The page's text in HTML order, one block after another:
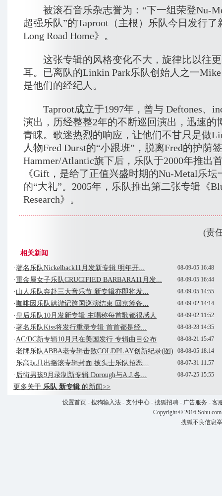
被滚石音乐杂志誉为：“下一组荣登Nu-
超强乐队”的Taproot（主根）乐队今日发行了
Long Road Home》。
这张专辑的风格变化不大，旋律比以往更
耳。已离队的Linkin Park乐队创始人之一Mike
是他们的经纪人。
Taproot成立于1997年，曾与 Deftones、
演出，历经整整2年的不断巡回演出，迅速的
青睐。歌迷热烈的响应，让他们不甘只是做
人物Fred Durst的“小跟班”，脱离Fred的护荫
Hammer/Atlantic旗下后，乐队于2000年推出
《Gift，是给了正值兴盛时期的Nu-Metal乐坛
的“大礼”。2005年，乐队推出第二张专辑《
Research》。
(责
相关新闻
08-09-05 16:48
·著名乐队Nickelback11月发新专辑 明年开...
08-09-05 16:44
·重金属女子乐队CRUCIFIED BARBARA11月发...
08-09-05 14:55
·山人乐队奔赴三大音乐节 新专辑亦即将发...
08-09-02 14:14
·咖啡因乐队嬉游记跨国巡演结束 回京筹备...
08-09-02 11:52
·皇后乐队10月发新专辑 主唱称每首歌都很感人
08-08-28 14:35
·著名乐队Kiss将发行重录专辑 首首都是经...
08-08-21 15:47
·AC/DC新专辑10月只在美国发行 专辑曲目公布
08-08-05 18:14
·老牌乐队ABBA老专辑击败COLDPLAY创新纪录(图)
08-07-31 11:57
· 乐高玩具出摇滚专辑封面 披头士乐队招恶...
08-07-25 15:55
· 后街男孩9月录制新专辑 Dorough与A.J.各...
更多关于 乐队 新专辑的新闻>>
设置首页- 搜狗输入法- 支付中心- 搜狐招聘- 广告服务 - 客
Copyright © 2016
搜狐不良信息